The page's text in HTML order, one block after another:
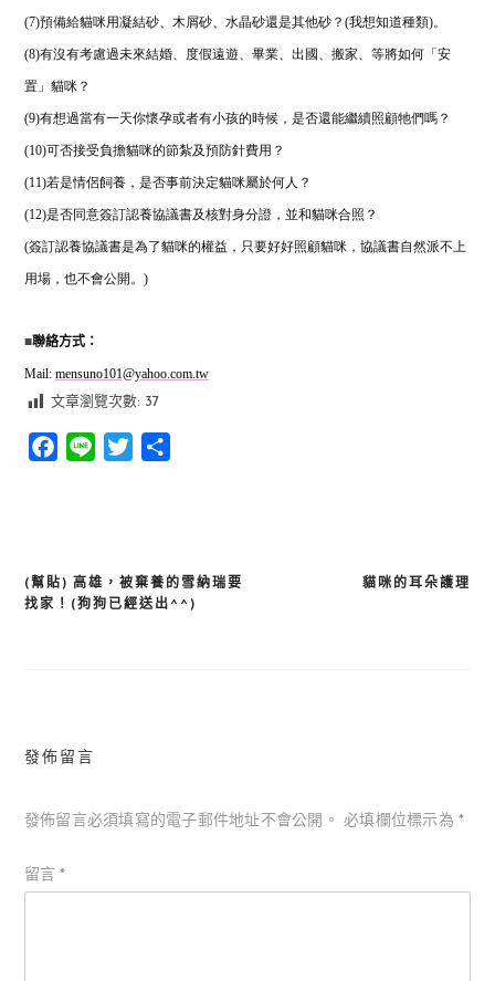
(7)預備給貓咪用凝結砂、木屑砂、水晶砂還是其他砂？(我想知道種類)。
(8)有沒有考慮過未來結婚、度假遠遊、畢業、出國、搬家、等將如何「安
置」貓咪？
(9)有想過當有一天你懷孕或者有小孩的時候，是否還能繼續照顧牠們嗎？
(10)可否接受負擔貓咪的節紮及預防針費用？
(11)若是情侶飼養，是否事前決定貓咪屬於何人？
(12)是否同意簽訂認養協議書及核對身分證，並和貓咪合照？
(簽訂認養協議書是為了貓咪的權益，只要好好照顧貓咪，協議書自然派不上
用場，也不會公開。)
■聯絡方式：
Mail: mensuno101@yahoo.com.tw
文章瀏覽次數: 37
Facebook
Line Twitter
文
貓咪的耳朵護理
(幫貼) 高雄，被棄養的雪納瑞要
找家！(狗狗已經送出^^)
發佈留言
發佈留言必須填寫的電子郵件地址不會公開。 必填欄位標示為*
留言 *